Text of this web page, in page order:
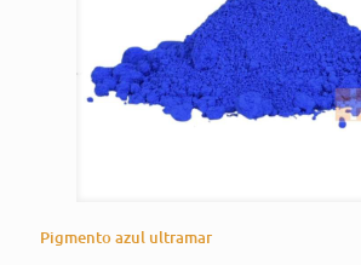
Pigmento azul ultramar